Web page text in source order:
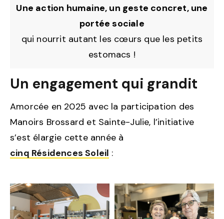
Une action humaine, un geste concret, une
portée sociale
qui nourrit autant les cœurs que les petits
estomacs !
Un engagement qui grandit
Amorcée en 2025 avec la participation des
Manoirs Brossard et Sainte-Julie, l’initiative
s’est élargie cette année à
cinq Résidences Soleil :